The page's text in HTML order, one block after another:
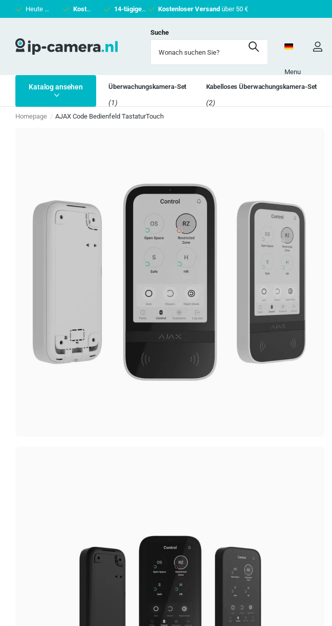
Heute vor 16 Uhr bestellt , morgen geliefert
Kostenloser Versand über 50 €
14-tägiges Rückgaberecht. Nicht zufrieden? Geld zurück!
Kostenloser Versandüber 50 €
Suche
Menu
Katalog ansehen Überwachungskamera-Set
(1)
Kabelloses Überwachungskamera-Set
(2)
Homepage AJAX Code Bedienfeld TastaturTouch